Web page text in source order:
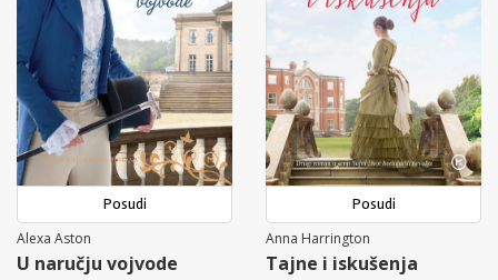
Posudi
Alexa Aston
U naručju vojvode
Posudi
Anna Harrington
Tajne i iskušenja